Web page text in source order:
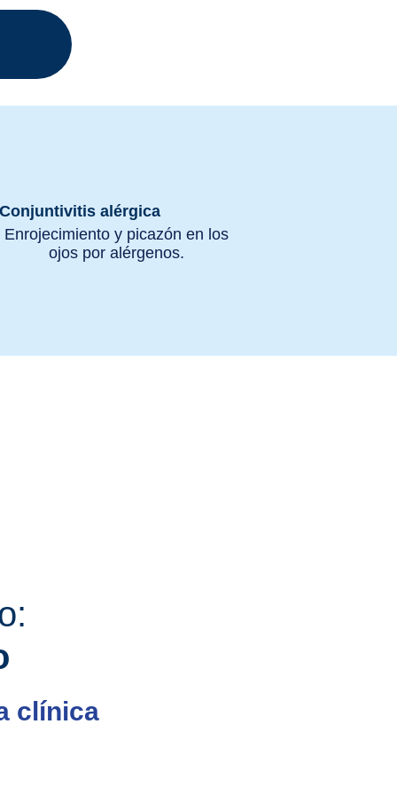
Conjuntivitis alérgica
Enrojecimiento y picazón en los
ojos por alérgenos.
clínica